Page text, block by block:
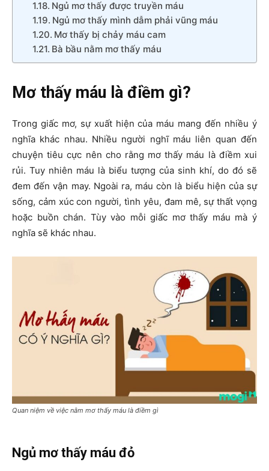
Ngủ mơ thấy được truyền máu
Ngủ mơ thấy mình dẫm phải vũng máu
Mơ thấy bị chảy máu cam
Bà bầu nằm mơ thấy máu
Mơ thấy máu là điềm gì?
Trong giấc mơ, sự xuất hiện của máu mang đến nhiều ý
nghĩa khác nhau. Nhiều người nghĩ máu liên quan đến
chuyện tiêu cực nên cho rằng mơ thấy máu là điềm xui
rủi. Tuy nhiên máu là biểu tượng của sinh khí, do đó sẽ
đem đến vận may. Ngoài ra, máu còn là biểu hiện của sự
sống, cảm xúc con người, tình yêu, đam mê, sự thất vọng
hoặc buồn chán. Tùy vào mỗi giấc mơ thấy máu mà ý
nghĩa sẽ khác nhau.
Quan niệm về việc nằm mơ thấy máu là điềm gì
Ngủ mơ thấy máu đỏ